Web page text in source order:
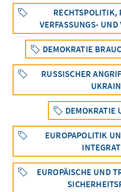
RECHTSPOLITIK,
VERFASSUNGS-
DEMOKRATIE
RUSSISCHER
DEMOKRATIE
EUROPAPOLITIK
EUROPÄISCHE UND